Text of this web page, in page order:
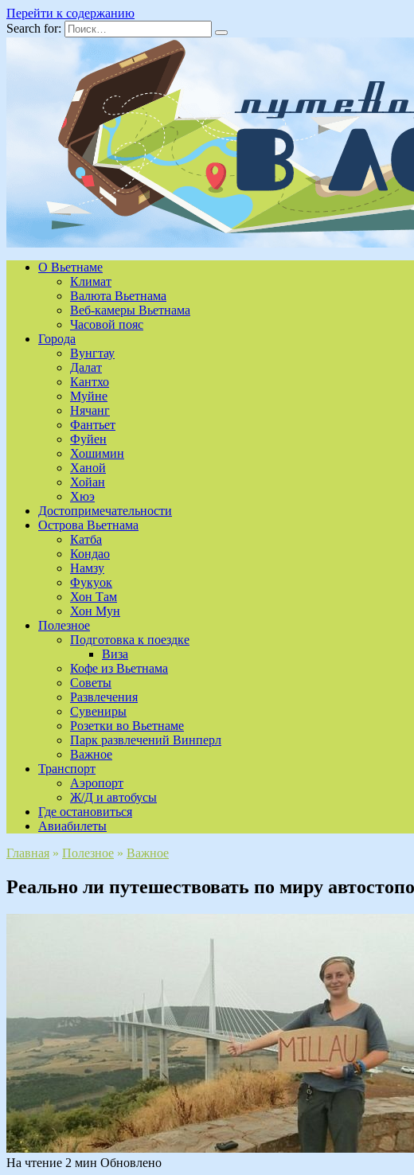
Перейти к содержанию
Search for:
О Вьетнаме
Климат
Валюта Вьетнама
Веб-камеры Вьетнама
Часовой пояс
Города
Вунгтау
Далат
Кантхо
Муйне
Нячанг
Фантьет
Фуйен
Хошимин
Ханой
Хойан
Хюэ
Достопримечательности
Острова Вьетнама
Катба
Кондао
Намзу
Фукуок
Хон Там
Хон Мун
Полезное
Подготовка к поездке
Виза
Кофе из Вьетнама
Советы
Развлечения
Сувениры
Розетки во Вьетнаме
Парк развлечений Винперл
Важное
Транспорт
Аэропорт
Ж/Д и автобусы
Где остановиться
Авиабилеты
Главная » Полезное » Важное
Реально ли путешествовать по миру
На чтение 2 мин Обновлено